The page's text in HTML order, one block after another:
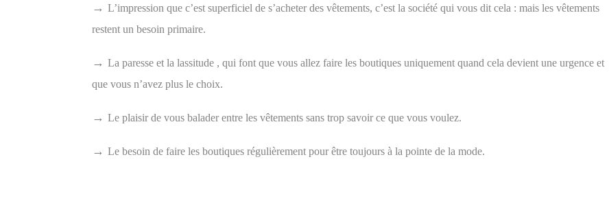
→L’impression que c’est superficiel de s’acheter des vêtements, c’est la société qui vous dit cela : mais les vêtements
restent un besoin primaire.
→La paresse et la lassitude , qui font que vous allez faire les boutiques uniquement quand cela devient une urgence et
que vous n’avez plus le choix.
→Le plaisir de vous balader entre les vêtements sans trop savoir ce que vous voulez.
→Le besoin de faire les boutiques régulièrement pour être toujours à la pointe de la mode.